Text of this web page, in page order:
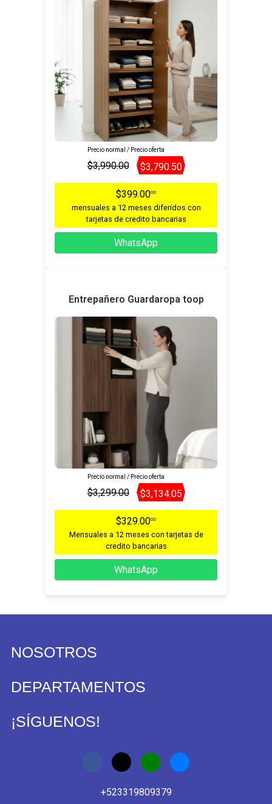
Precio normal / Precio oferta
$3,990.00 $3,790.50
$399.0000
mensuales a 12 meses diferidos con
tarjetas de credito bancarias
WhatsApp
Entrepañero Guardaropa toop
Precio normal / Precio oferta
$3,299.00 $3,134.05
$329.0000
Mensuales a 12 meses con tarjetas de
credito bancarias
WhatsApp
NOSOTROS
DEPARTAMENTOS
¡SÍGUENOS!
+523319809379